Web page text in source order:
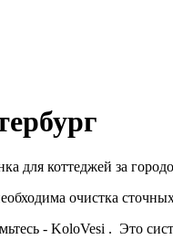
для коттеджей за
очистка
- KoloVesi . Это